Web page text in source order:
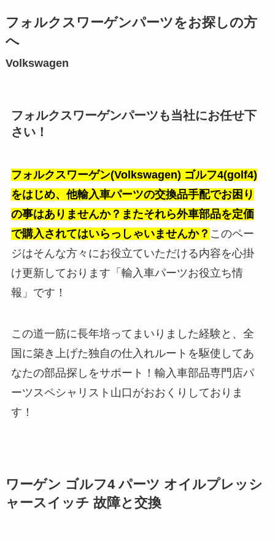
フォルクスワーゲンパーツをお探しの方
へ
Volkswagen
フォルクスワーゲンパーツも当社にお任せ下
さい！
フォルクスワーゲン(Volkswagen) ゴルフ4(golf4)
をはじめ、他輸入車パーツの交換品手配でお困り
の事はありませんか？またそれら外車部品を定価
で購入されてはいらっしゃいませんか？ このペー
ジはそんな方々にお役立ていただける内容を心掛
け更新しております「輸入車パーツお役立ち情
報」です！
この道一筋に長年培ってまいりました経験と、全
国に築き上げた独自の仕入れルートを駆使してあ
なたの部品探しをサポート！輸入車部品専門店パ
ーツスペシャリスト山口がおおくりしておりま
す！
ワーゲン ゴルフ4 パーツ オイルプレッシ
ャースイッチ 故障と交換